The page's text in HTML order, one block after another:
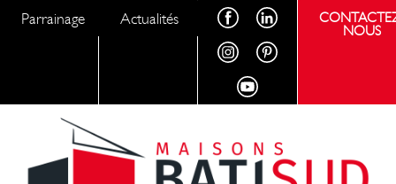
Parrainage Actualités
NOUS